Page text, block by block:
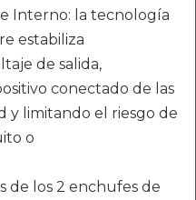
Interno: la tecnología
estabiliza
de salida,
conectado de las
y limitando el riesgo de
o
de los 2 enchufes de